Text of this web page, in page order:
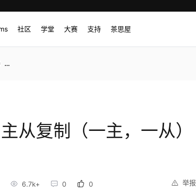
社区 学堂 大赛 支持 茶思屋
从复制（一主，一从）
举报
6.7k+ 0 0